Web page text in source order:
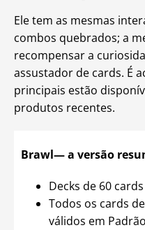
Ele tem as mesmas
combos quebrados; a
recompensar a
assustador de cards. É
principais estão
produtos recentes.
Brawl— a versão
Decks de 60 cards
Todos os cards
válidos em Padrão